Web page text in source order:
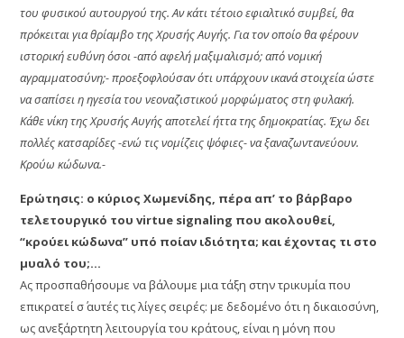
του φυσικού αυτουργού της. Αν κάτι τέτοιο εφιαλτικό συμβεί, θα
πρόκειται για θρίαμβο της Χρυσής Αυγής. Για τον οποίο θα φέρουν
ιστορική ευθύνη όσοι -από αφελή μαξιμαλισμό; από νομική
αγραμματοσύνη;- προεξοφλούσαν ότι υπάρχουν ικανά στοιχεία ώστε
να σαπίσει η ηγεσία του νεοναζιστικού μορφώματος στη φυλακή.
Κάθε νίκη της Χρυσής Αυγής αποτελεί ήττα της δημοκρατίας. Έχω δει
πολλές κατσαρίδες -ενώ τις νομίζεις ψόφιες- να ξαναζωντανεύουν.
Κρούω κώδωνα.-
Ερώτησις: ο κύριος Χωμενίδης, πέρα απ’ το βάρβαρο
τελετουργικό του virtue signaling που ακολουθεί,
“κρούει κώδωνα” υπό ποίαν ιδιότητα; και έχοντας τι στο
μυαλό του;…
Ας προσπαθήσουμε να βάλουμε μια τάξη στην τρικυμία που
επικρατεί σ΄ αυτές τις λίγες σειρές: με δεδομένο ότι η δικαιοσύνη,
ως ανεξάρτητη λειτουργία του κράτους, είναι η μόνη που